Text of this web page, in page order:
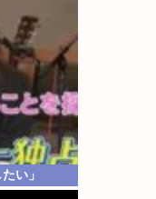
い」